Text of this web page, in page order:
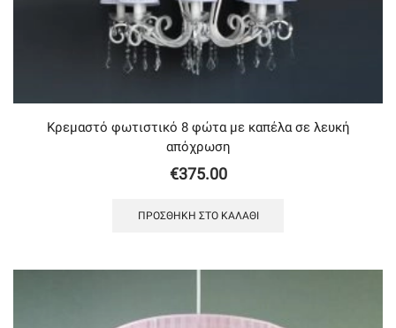
Κρεμαστό φωτιστικό 8 φώτα με καπέλα σε λευκή
απόχρωση
€375.00
ΠΡΟΣΘΉΚΗ ΣΤΟ ΚΑΛΆΘΙ